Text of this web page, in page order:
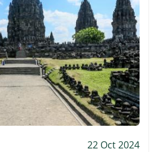
22 Oct 2024